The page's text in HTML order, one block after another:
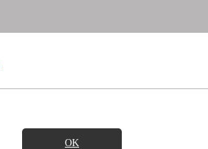
OK